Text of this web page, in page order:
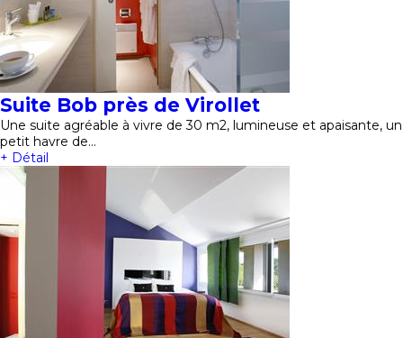
Suite Bob près de Virollet
Une suite agréable à vivre de 30 m2, lumineuse et apaisante, un
petit havre de…
+ Détail